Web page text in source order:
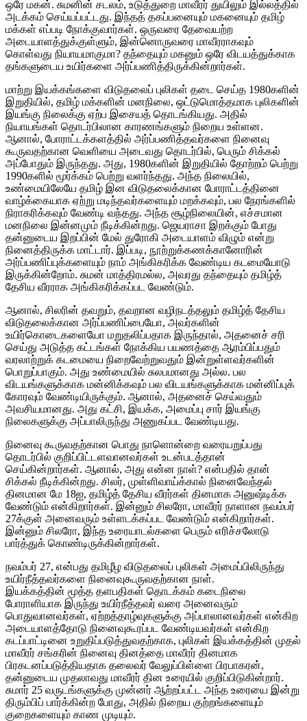
ஒரே மகன். சுமனின் சடலம், உடுத்துறை மாவீரர் துயிலும் இல்லத்தில்
அடக்கம் செய்யப்பட்டது. இந்தத் தகப்பனையும் மகனையும் தமிழ்
மக்கள் எப்படி நோக்குவார்கள். ஒருவரை தேவையற்ற
அடையாளத்துக்குள்ளும், இன்னொருவரை மாவீரராகவும்
கொள்வது நியாயமாகுமா? தந்தையும் மகனும் ஒரே விடயத்துக்காக
தங்களுடைய உயிர்களை அர்ப்பணித்திருக்கின்றார்கள்.
மாற்று இயக்கங்களை விடுதலைப் புலிகள் தடை செய்த 1980களின்
இறுதியில், தமிழ் மக்களின் மனநிலை, ஒட்டுமொத்தமாக புலிகளின்
இயங்கு நிலைக்கு ஏற்ப இசையத் தொடங்கியது. அதில்
நியாயங்கள் தொடர்பிலான காரணங்களும் நிறைய உள்ளன.
ஆனால், போராட்டக்களத்தில் அர்ப்பணித்தவர்களை நினைவு
கூருவதற்கான வெளியை அடைவது தொடர்பில், பெரும் சிக்கல்
அப்போதும் இருந்தது. அது, 1980களின் இறுதியில் தோற்றம் பெற்று
1990களில் மூர்க்கம் பெற்று வளர்ந்தது. அந்த நிலையில்,
உண்மையிலேயே தமிழ் இன விடுதலைக்கான போராட்டத்தினை
வாழ்க்கையாக ஏற்று மடிந்தவர்களையும் மறக்கவும், பல நேரங்களில்
நிராகரிக்கவும் வேண்டி வந்தது. அந்த சூழ்நிலையின், எச்சமான
மனநிலை இன்னமும் நீடிக்கின்றது. ஜெயராசா இறக்கும் போது
தன்னுடைய இறப்பின் மேல் துரோகி அடையாளம் விழும் என்று
நினைத்திருக்க மாட்டார். இப்படி, நூற்றுக்கணக்கானோரின்
அர்ப்பணிப்புக்களையும் நாம் அங்கிகரிக்க வேண்டிய கடமையோடு
இருக்கின்றோம். சுமன் மாத்திரமல்ல, அவரது தந்தையும் தமிழ்த்
தேசிய வீரராக அங்கிகரிக்கப்பட வேண்டும்.
ஆனால், சிலரின் தவறும், தவறான வழிநடத்தலும் தமிழ்த் தேசிய
விடுதலைக்கான அர்ப்பணிப்பையோ, அவர்களின்
உயிர்கொடைகளையோ மறுதலிப்பதாக இருந்தால், அதனைச் சரி
செய்து அடுத்த கட்டங்கள் நோக்கிய பயணத்தை ஆரம்பிப்பதும்
வரலாற்றுக் கடமையை நிறைவேற்றுவதும் இன்றுள்ளவர்களின்
பொறுப்பாகும். அது உண்மையில் சுலபமானது அல்ல. பல
விடயங்களுக்காக மன்னிக்கவும் பல விடயங்களுக்காக மன்னிப்புக்
கோரவும் வேண்டியிருக்கும். ஆனால், அதனைச் செய்வதும்
அவசியமானது. அது கட்சி, இயக்க, அமைப்பு சார் இயங்கு
நிலைகளுக்கு அப்பாலிருந்து அணுகப்பட வேண்டியது.
நினைவு கூருவதற்கான பொது நாளொன்றை வரையறுப்பது
தொடர்பில் குறிப்பிட்டளவானவர்கள் உடன்படத்தான்
செய்கின்றார்கள். ஆனால், அது என்ன நாள்? என்பதில் தான்
சிக்கல் நீடிக்கின்றது. சிலர், முள்ளிவாய்க்கால் நினைவேந்தல்
தினமான மே 18ஐ, தமிழ்த் தேசிய வீரர்கள் தினமாக அனுஷ்டிக்க
வேண்டும் என்கிறார்கள். இன்னும் சிலரோ, மாவீரர் நாளான நவம்பர்
27க்குள் அனைவரும் உள்ளடக்கப்பட வேண்டும் என்கிறார்கள்.
இன்னும் சிலரோ, இந்த உரையாடல்களை பெரும் எரிச்சலோடு
பார்த்துக் கொண்டிருக்கின்றார்கள்.
நவம்பர் 27, என்பது தமிழீழ விடுதலைப் புலிகள் அமைப்பிலிருந்து
உயிர்நீத்தவர்களை நினைவுகூருவதற்கான நாள்.
இயக்கத்தின் மூத்த தளபதிகள் தொடக்கம் கடைநிலை
போராளியாக இருந்து உயிர்நீத்தவர் வரை அனைவரும்
பொதுவானவர்கள், ஏற்றத்தாழ்வுகளுக்கு அப்பாலானவர்கள் என்கிற
அடையாளத்தோடு நினைவுகூரப்பட வேண்டியவர்கள் என்கிற
கடப்பாட்டினை உறுதிப்படுத்துவதற்காக, புலிகள் இயக்கத்தின் முதல்
மாவீரர் சங்கரின் நினைவு தினத்தை மாவீரர் தினமாக
பிரகடனப்படுத்தியதாக தலைவர் வேலுப்பிள்ளை பிரபாகரன்,
தன்னுடைய முதலாவது மாவீரர் தின உரையில் குறிப்பிடுகின்றார்.
சுமார் 25 வருடங்களுக்கு முன்னர் ஆற்றப்பட்ட அந்த உரையை இன்று
திரும்பிப் பார்க்கின்ற போது, அதில் நிறைய குற்றங்களையும்
குறைகளையும் காண முடியும்.